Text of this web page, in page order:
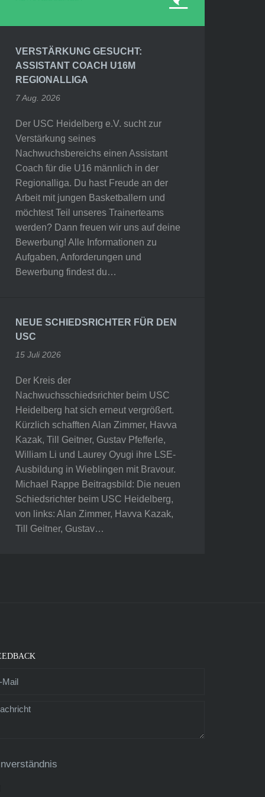
VERSTÄRKUNG GESUCHT:
ASSISTANT COACH U16M
REGIONALLIGA
7 Aug. 2026
Der USC Heidelberg e.V. sucht zur
Verstärkung seines
Nachwuchsbereichs einen Assistant
Coach für die U16 männlich in der
Regionalliga. Du hast Freude an der
Arbeit mit jungen Basketballern und
möchtest Teil unseres Trainerteams
werden? Dann freuen wir uns auf deine
Bewerbung! Alle Informationen zu
Aufgaben, Anforderungen und
Bewerbung findest du…
NEUE SCHIEDSRICHTER FÜR DEN
USC
15 Juli 2026
Der Kreis der
Nachwuchsschiedsrichter beim USC
Heidelberg hat sich erneut vergrößert.
Kürzlich schafften Alan Zimmer, Havva
Kazak, Till Geitner, Gustav Pfefferle,
William Li und Laurey Oyugi ihre LSE-
Ausbildung in Wieblingen mit Bravour.
Michael Rappe Beitragsbild: Die neuen
Schiedsrichter beim USC Heidelberg,
von links: Alan Zimmer, Havva Kazak,
Till Geitner, Gustav…